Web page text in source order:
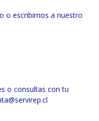
o escribirnos a nuestro
o consultas con tu